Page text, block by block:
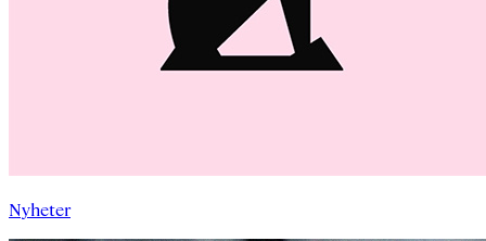
Nyheter